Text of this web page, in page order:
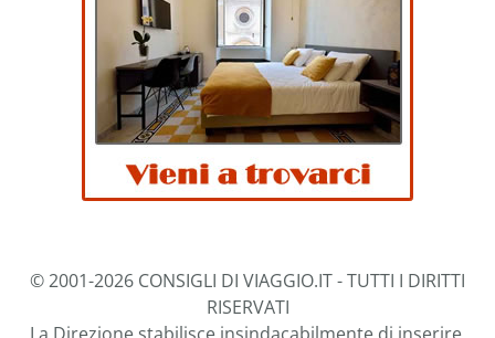
© 2001-2026 CONSIGLI DI VIAGGIO.IT - TUTTI I DIRITTI
RISERVATI